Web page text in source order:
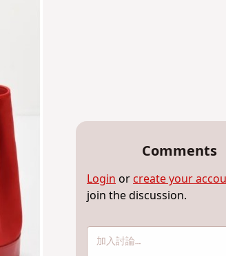
Comments
Login or create your
join the discussion.